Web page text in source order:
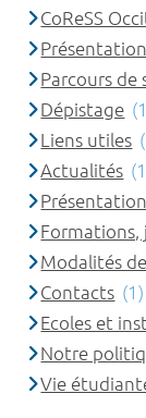
CoReSS
Présentation
Parcours de
Dépistage
Liens utiles
Actualités
Présentation
Formations,
Modalités
Contacts (1)
Ecoles et
Notre
Vie